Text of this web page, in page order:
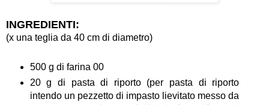
INGREDIENTI:
(x una teglia da 40 cm di diametro)
500 g di farina 00
20 g di pasta di riporto (per pasta di riporto
intendo un pezzetto di impasto lievitato messo da